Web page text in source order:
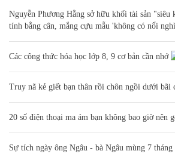
Nguyễn Phương Hằng sở hữu khối tài sản "siêu
tính bằng cân, mắng cựu mẫu 'không có nổi
Các công thức hóa học lớp 8, 9 cơ bản cần nhớ
Truy nã kẻ giết bạn thân rồi chôn ngồi dưới bãi
20 số điện thoại ma ám bạn không bao giờ nên
Sự tích ngày ông Ngâu - bà Ngâu mùng 7